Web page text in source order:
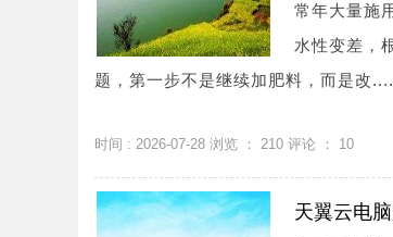
常年大量施
水性变差，
题，第一步不是继续加肥料，而是改
时间 : 2026-07-28 浏览 ： 210 评论 ： 10
天翼云电